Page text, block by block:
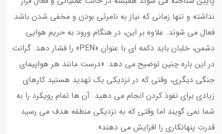
نداشته و تنها زمانی که نیاز به نامرئی بودن و مخفی شدن باشد
فعال می شوند. علاوه بر این، در هنگام ورود به حریم هوایی
دشمن، خلبان باید دکمه ای با عنوان «PEN» را فشار دهد. گرانت
در این باره چنین توضیح می دهد: «درست مانند هر هواپیمای
جنگی دیگری، وقتی که در نزدیکی یک تهدید هستید کارهای
زیادی برای نفوذ کردن انجام می دهید. آن ها تمام رویکرد را به
شما نمی گویند اما وقتی که به نزدیکی منطقه هدف می رسید
قدرت پنهانکاری را افزایش می دهند».